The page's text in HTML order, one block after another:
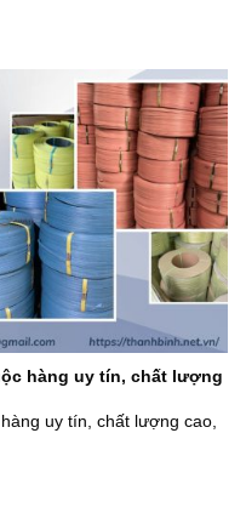
hàng uy tín, chất lượng
uy tín, chất lượng cao,